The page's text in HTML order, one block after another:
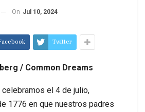
On Jul 10, 2024
Twitter
/ Common Dreams
celebramos el 4 de julio,
1776 en que nuestros padres